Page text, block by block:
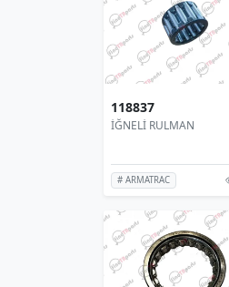
118837
İĞNELİ RULMAN
# ARMATRAC